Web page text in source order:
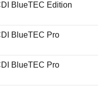
BlueTEC Edition
BlueTEC Pro
BlueTEC Pro